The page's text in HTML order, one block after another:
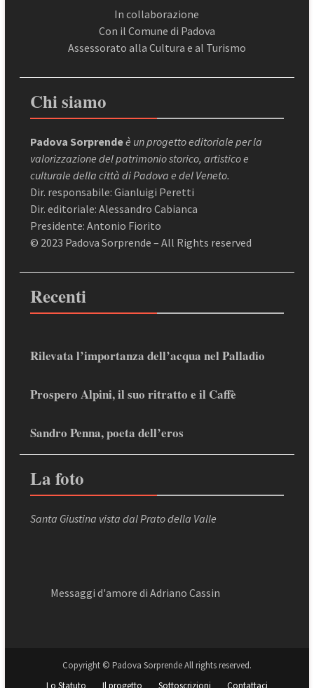
In collaborazione
Con il Comune di Padova
Assessorato alla Cultura e al Turismo
Chi siamo
Padova Sorprendeè un progetto editoriale per la
valorizzazione del patrimonio storico, artistico e
culturale della città di Padova e del Veneto.
Dir. responsabile: Gianluigi Peretti
Dir. editoriale: Alessandro Cabianca
Presidente: Antonio Fiorito
© 2023 Padova Sorprende – All Rights reserved
Recenti
Rilevata l’importanza dell’acqua nel Palladio
Prospero Alpini, il suo ritratto e il Caffè
Sandro Penna, poeta dell’eros
La foto
Santa Giustina vista dal Prato della Valle
Messaggi d'amore di Adriano Cassin
Copyright © Padova Sorprende All rights reserved.
Lo Statuto
Il progetto Sottoscrizioni Contattaci